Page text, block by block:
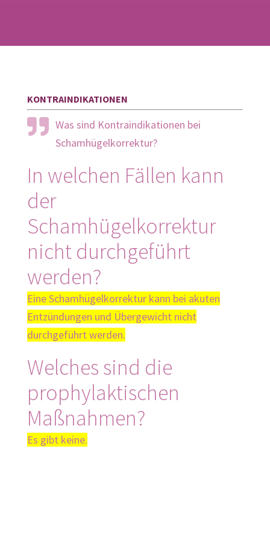
KONTRA­­INDIKA­TIONEN
Was sind Kontra­­indika­tionen bei
Schamhügelkorrektur?
In welchen Fällen kann
der
Schamhügelkorrektur
nicht durchgeführt
werden?
Eine Schamhügelkorrektur kann bei akuten
Entzündungen und Übergewicht nicht
durchgeführt werden.
Welches sind die
prophylaktischen
Maßnahmen?
Es gibt keine.